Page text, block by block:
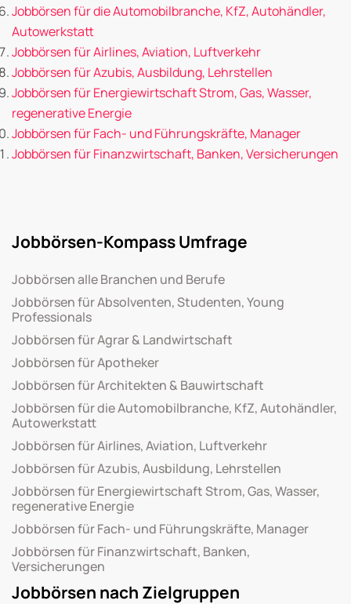
Jobbörsen für die Automobilbranche, KfZ, Autohändler,
Autowerkstatt
Jobbörsen für Airlines, Aviation, Luftverkehr
Jobbörsen für Azubis, Ausbildung, Lehrstellen
Jobbörsen für Energiewirtschaft Strom, Gas, Wasser,
regenerative Energie
Jobbörsen für Fach- und Führungskräfte, Manager
Jobbörsen für Finanzwirtschaft, Banken, Versicherungen
Jobbörsen-Kompass Umfrage
Jobbörsen alle Branchen und Berufe
Jobbörsen für Absolventen, Studenten, Young
Professionals
Jobbörsen für Agrar & Landwirtschaft
Jobbörsen für Apotheker
Jobbörsen für Architekten & Bauwirtschaft
Jobbörsen für die Automobilbranche, KfZ, Autohändler,
Autowerkstatt
Jobbörsen für Airlines, Aviation, Luftverkehr
Jobbörsen für Azubis, Ausbildung, Lehrstellen
Jobbörsen für Energiewirtschaft Strom, Gas, Wasser,
regenerative Energie
Jobbörsen für Fach- und Führungskräfte, Manager
Jobbörsen für Finanzwirtschaft, Banken,
Versicherungen
Jobbörsen nach Zielgruppen